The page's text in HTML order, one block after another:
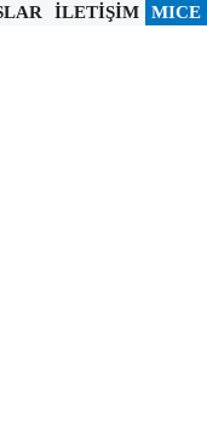
MICE
İLETİŞİM